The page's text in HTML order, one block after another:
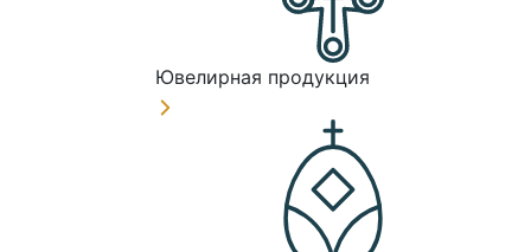
Ювелирная продукция